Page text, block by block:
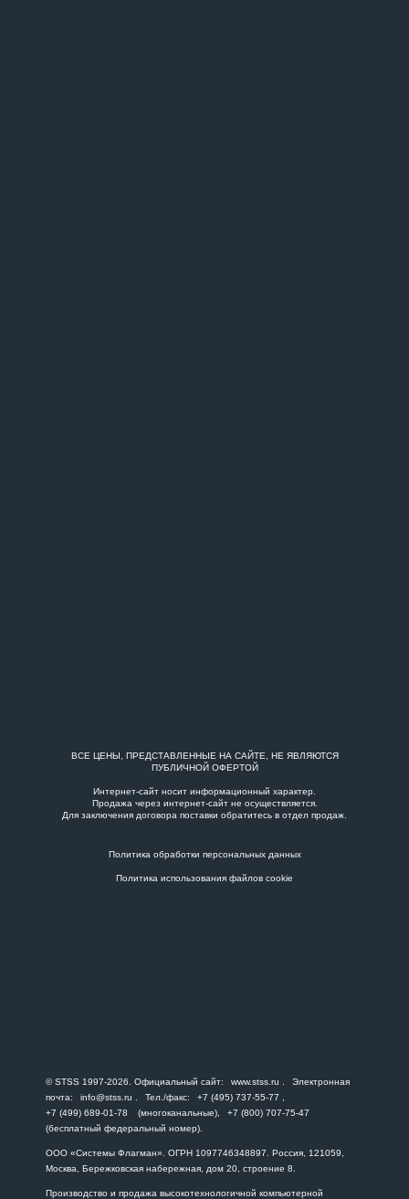
© STSS 1997-2026. Официальный сайт: www.stss.ru
. Электронная
почта: info@stss.ru . Тел./факс: +7 (495) 737-55-77
+7 (499) 689-01-78
(многоканальные), +7 (800) 707-75-47
(бесплатный федеральный номер).
ООО «Системы Флагман». ОГРН 1097746348897. Россия, 121059,
Москва, Бережковская набережная, дом 20, строение 8.
Производство и продажа высокотехнологичной компьютерной
ВСЕ ЦЕНЫ, ПРЕДСТАВЛЕННЫЕ НА САЙТЕ, НЕ ЯВЛЯЮТСЯ
ПУБЛИЧНОЙ ОФЕРТОЙ
Интернет-сайт носит информационный характер.
Продажа через интернет-сайт не осуществляется.
Для заключения договора поставки обратитесь в отдел продаж
Политика обработки персональных данных
Политика использования файлов cookie